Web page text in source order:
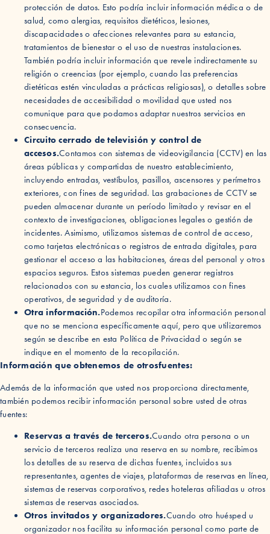
protección de datos. Esto podría incluir información médica o de
salud, como alergias, requisitos dietéticos, lesiones,
discapacidades o afecciones relevantes para su estancia,
tratamientos de bienestar o el uso de nuestras instalaciones.
También podría incluir información que revele indirectamente su
religión o creencias (por ejemplo, cuando las preferencias
dietéticas estén vinculadas a prácticas religiosas), o detalles sobre
necesidades de accesibilidad o movilidad que usted nos
comunique para que podamos adaptar nuestros servicios en
consecuencia.
Circuito cerrado de televisión y control de
accesos.Contamos con sistemas de videovigilancia (CCTV) en las
áreas públicas y compartidas de nuestro establecimiento,
incluyendo entradas, vestíbulos, pasillos, ascensores y perímetros
exteriores, con fines de seguridad. Las grabaciones de CCTV se
pueden almacenar durante un período limitado y revisar en el
contexto de investigaciones, obligaciones legales o gestión de
incidentes. Asimismo, utilizamos sistemas de control de acceso,
como tarjetas electrónicas o registros de entrada digitales, para
gestionar el acceso a las habitaciones, áreas del personal y otros
espacios seguros. Estos sistemas pueden generar registros
relacionados con su estancia, los cuales utilizamos con fines
operativos, de seguridad y de auditoría.
Otra información.Podemos recopilar otra información personal
que no se menciona específicamente aquí, pero que utilizaremos
según se describe en esta Política de Privacidad o según se
indique en el momento de la recopilación.
Información que obtenemos de otrosfuentes:
Además de la información que usted nos proporciona directamente,
también podemos recibir información personal sobre usted de otras
fuentes:
Reservas a través de terceros.Cuando otra persona o un
servicio de terceros realiza una reserva en su nombre, recibimos
los detalles de su reserva de dichas fuentes, incluidos sus
representantes, agentes de viajes, plataformas de reservas en línea,
sistemas de reservas corporativos, redes hoteleras afiliadas u otros
sistemas de reservas asociados.
Otros invitados y organizadores.Cuando otro huésped u
organizador nos facilita su información personal como parte de